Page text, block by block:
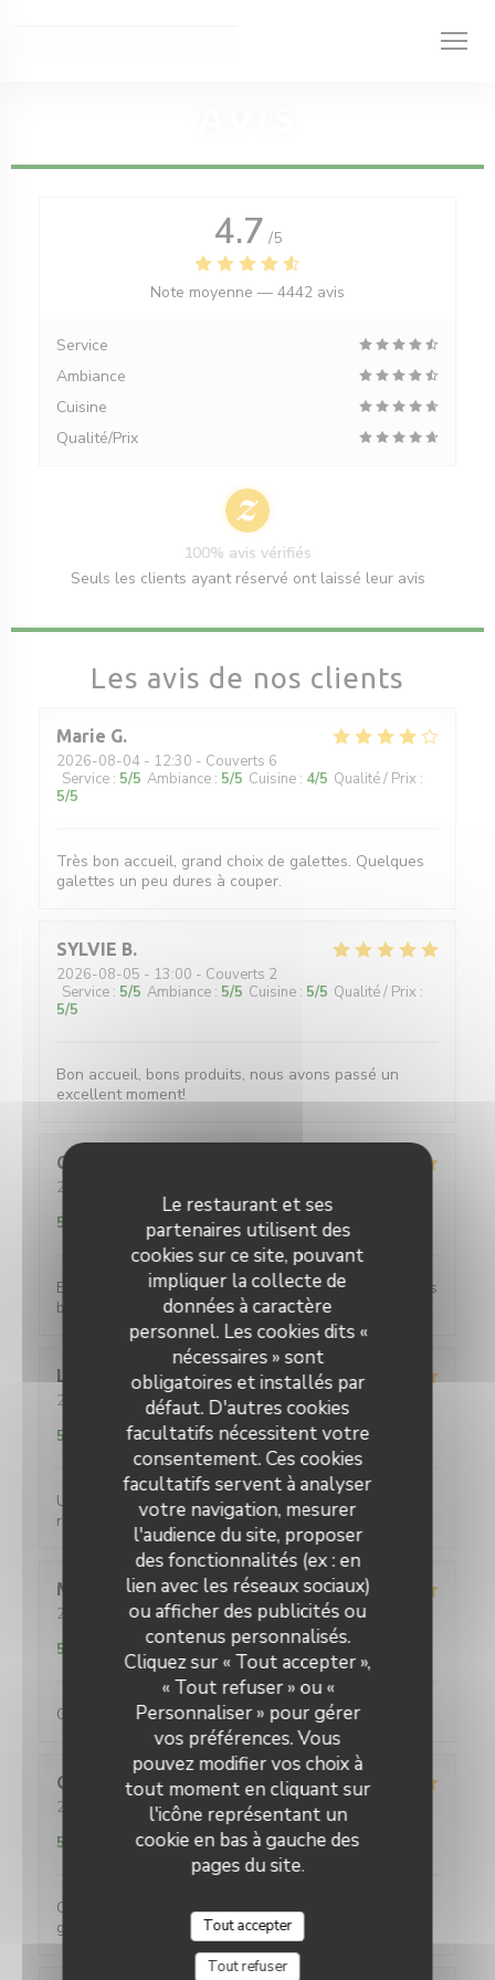
Le restaurant et ses
partenaires utilisent des
cookies sur ce site, pouvant
impliquer la collecte de
données à caractère
personnel. Les cookies dits «
nécessaires » sont
obligatoires et installés par
défaut. D'autres cookies
facultatifs nécessitent votre
consentement. Ces cookies
facultatifs servent à analyser
votre navigation, mesurer
l'audience du site, proposer
des fonctionnalités (ex : en
lien avec les réseaux sociaux)
ou afficher des publicités ou
contenus personnalisés.
Cliquez sur « Tout accepter »,
« Tout refuser » ou «
Personnaliser » pour gérer
vos préférences. Vous
pouvez modifier vos choix à
tout moment en cliquant sur
l'icône représentant un
cookie en bas à gauche des
pages du site.
Tout accepter
Tout refuser
Les avis de nos clients
Marie G
2026-08-04 - 12:30 - Couverts 6
Service : 5/5 Ambiance : 5/5 Cuisine : 4/5 Qualité / Prix :
5/5
Très bon accueil, grand choix de galettes. Quelques
galettes un peu dures à couper.
SYLVIE B
2026-08-05 - 13:00 - Couverts 2
Service : 5/5 Ambiance : 5/5 Cuisine : 5/5 Qualité / Prix :
5/5
Bon accueil, bons produits, nous avons passé un
excellent moment!
Clara
2026-08-05
Ambiance:5/5 Cuisine: 5/5
5
Excellente restaurant, plats très copieux, avec un très
bon rapport qualité prix je recommande !
Lucrece
M
2026-08-04
- 19:30 - Couverts 4
Ambiance: 5/5 Cuisine: 5/5 Qualité / Prix
5
Un service efficace, des crêpes délicieuses aux
recettes variées pour un prix très raisonnable.
Maud
2026-08-01- 12:30 - Couverts 5
Ambiance:5 /5 Cuisine: 5/5 Qualité / Prix
5
Galettes et crêpes très généreuses (en garnitures)
Quentin L
2026-07-31
- 20:00 - Couverts 4
Ambiance :5/5 Cuisine: 5/5 Qualité / Prix
5
Comme d'habitude ! Un vrai délice avec des portions
généreuses !
4.7 /5
Note moyenne — 4442 avis
Service
Ambiance
Cuisine
Qualité/Prix
100% avis vérifiés
Seuls les clients ayant réservé ont laissé leur avis